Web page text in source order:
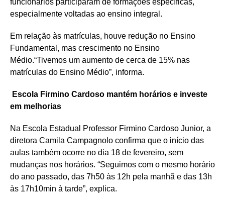
funcionários participaram de formações específicas,
especialmente voltadas ao ensino integral.
Em relação às matrículas, houve redução no Ensino
Fundamental, mas crescimento no Ensino
Médio.“Tivemos um aumento de cerca de 15% nas
matrículas do Ensino Médio”, informa.
Escola Firmino Cardoso mantém horários e investe
em melhorias
Na Escola Estadual Professor Firmino Cardoso Junior, a
diretora Camila Campagnolo confirma que o início das
aulas também ocorre no dia 18 de fevereiro, sem
mudanças nos horários. “Seguimos com o mesmo horário
do ano passado, das 7h50 às 12h pela manhã e das 13h
às 17h10min à tarde”, explica.